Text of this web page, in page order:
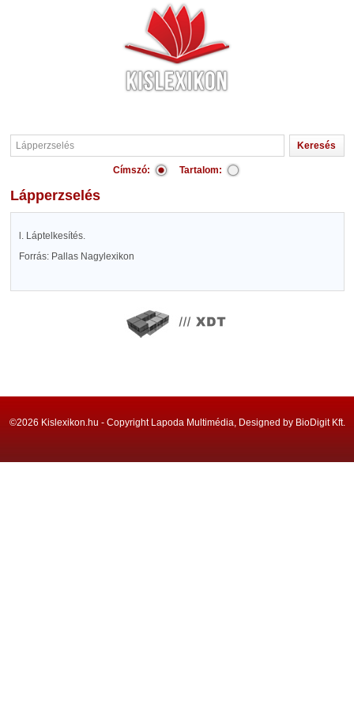
Címszó: Tartalom:
Lápperzselés
l. Láptelkesítés.
Forrás: Pallas Nagylexikon
©2026 Kislexikon.hu - Copyright Lapoda Multimédia, Designed by BioDigit Kft.